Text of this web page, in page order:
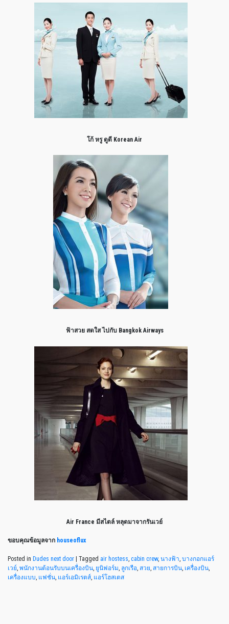
โก้ หรู ดูดี Korean Air
ฟ้าสวย สดใส ไปกับ Bangkok Airways
Air France มีสไตล์ หลุดมาจากรันเวย์
ขอบคุณข้อมูลจาก houseoflux
Posted in Dudes next door Tagged air hostess, cabin crew, นางฟ้า, บางกอกแอร์
เวย์, พนักงานต้อนรับบนเครื่องบิน, ยูนิฟอร์ม, ลูกเรือ, สวย, สายการบิน, เครื่องบิน,
เครื่องแบบ, แฟชั่น, แอร์เอมิเรตส์, แอร์โฮสเตส